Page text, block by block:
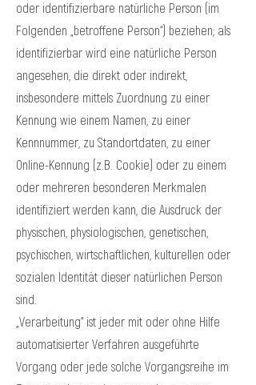
oder identifizierbare natürliche Person (im
Folgenden „betroffene Person“) beziehen; als
identifizierbar wird eine natürliche Person
angesehen, die direkt oder indirekt,
insbesondere mittels Zuordnung zu einer
Kennung wie einem Namen, zu einer
Kennnummer, zu Standortdaten, zu einer
Online-Kennung (z.B. Cookie) oder zu einem
oder mehreren besonderen Merkmalen
identifiziert werden kann, die Ausdruck der
physischen, physiologischen, genetischen,
psychischen, wirtschaftlichen, kulturellen oder
sozialen Identität dieser natürlichen Person
sind.
„Verarbeitung“ ist jeder mit oder ohne Hilfe
automatisierter Verfahren ausgeführte
Vorgang oder jede solche Vorgangsreihe im